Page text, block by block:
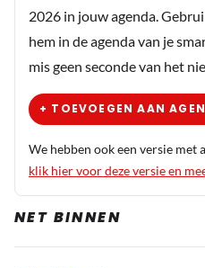
2026 in jouw agenda.
hem in de agenda van je
mis geen seconde van het
+ TOEVOEGEN AAN
We hebben ook een versie met
klik hier voor deze versie en
NET BINNEN